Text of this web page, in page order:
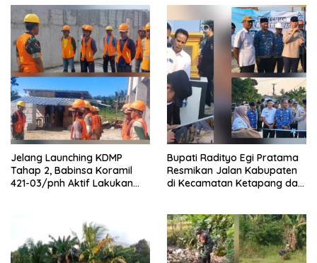
Jelang Launching KDMP
Tahap 2, Babinsa Koramil
421-03/pnh Aktif Lakukan
Bupati Radityo Egi Pratama
Resmikan Jalan Kabupaten
di Kecamatan Ketapang dan